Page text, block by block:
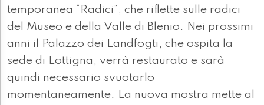
temporanea “Radici”, che riflette sulle radici
del Museo e della Valle di Blenio. Nei prossimi
anni il Palazzo dei Landfogti, che ospita la
sede di Lottigna, verrà restaurato e sarà
quindi necessario svuotarlo
momentaneamente. La nuova mostra mette al